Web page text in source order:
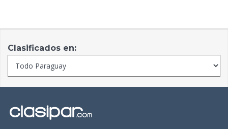
Clasificados en: